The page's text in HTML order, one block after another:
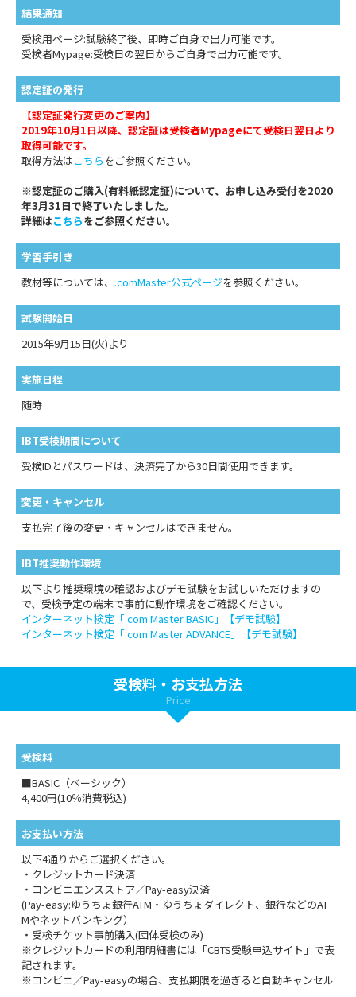
結果通知
受検用ページ:試験終了後、即時ご自身で出力可能です。
受検者Mypage:受検日の翌日からご自身で出力可能です。
認定証の発行
【認定証発行変更のご案内】
2019年10月1日以降、認定証は受検者Mypageにて受検日翌日より
取得可能です。
取得方法はこちら をご参照ください。
※認定証のご購入(有料紙認定証)について、お申し込み受付を2020
年3月31日で終了いたしました。
詳細はこちらをご参照ください。
学習手引き
教材等については、 .comMaster公式ページを参照ください。
試験開始日
2015年9月15日(火)より
実施日程
随時
IBT受検期間について
受検IDとパスワードは、決済完了から30日間使用できます。
変更・キャンセル
支払完了後の変更・キャンセルはできません。
IBT推奨動作環境
以下より推奨環境の確認およびデモ試験をお試しいただけますの
で、受検予定の端末で事前に動作環境をご確認ください。
インターネット検定「.com Master BASIC」【デモ試験】
インターネット検定「.com Master ADVANCE」【デモ試験】
受検料・お支払方法
Price
受検料
■BASIC（ベーシック）
4,400円(10％消費税込)
お支払い方法
以下4通りからご選択ください。
・クレジットカード決済
・コンビニエンスストア／Pay-easy決済
(Pay-easy:ゆうちょ銀行ATM・ゆうちょダイレクト、銀行などのAT
Mやネットバンキング）
・受検チケット事前購入(団体受検のみ)
※クレジットカードの利用明細書には「CBTS受験申込サイト」で表
記されます。
※コンビニ／Pay-easyの場合、支払期限を過ぎると自動キャンセル